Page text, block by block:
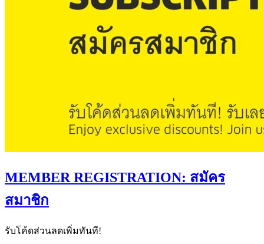
MEMBER REGISTRATION: สมัคร
สมาชิก
รับโค้ดส่วนลดเพิ่มทันที!